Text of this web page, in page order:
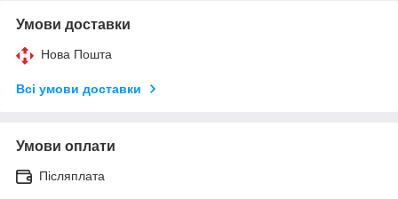
Умови доставки
Нова Пошта
Всі умови доставки
Умови оплати
Післяплата